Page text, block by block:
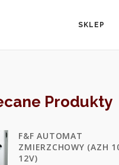
SKLEP
Produkty
F&F AUTOMAT
ZMIERZCHOWY (AZH
12V)